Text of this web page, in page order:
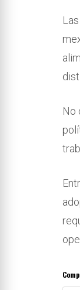
No